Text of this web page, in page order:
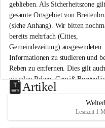
r
u
n
n
a
m
N
e
u
s
d
geblieben. Als Sicherheitszone
gesamte Ortsgebiet von
(siehe Anhang). Wir bitten
bereits mehrfach (Cities,
Gemeindezeitung) ausgesendeten
Informationen zu studieren und
Reben zu entfernen. Dies gilt
einzelne Reben. Gemäß
Weinbaugesetz sind nicht
unzulässige Weingärten zu
helfen wir zusammen um unsere
vor den prognostizierten
Artikel
Lesezeit 1